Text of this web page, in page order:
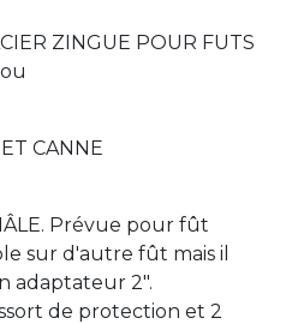
ZINGUE POUR FUTS
CANNE
Prévue pour fût
sur d'autre fût mais il
adaptateur 2".
de protection et 2